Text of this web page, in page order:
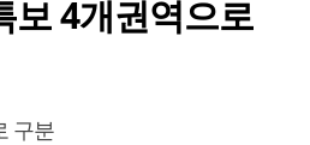
보 4개권역으로
구분